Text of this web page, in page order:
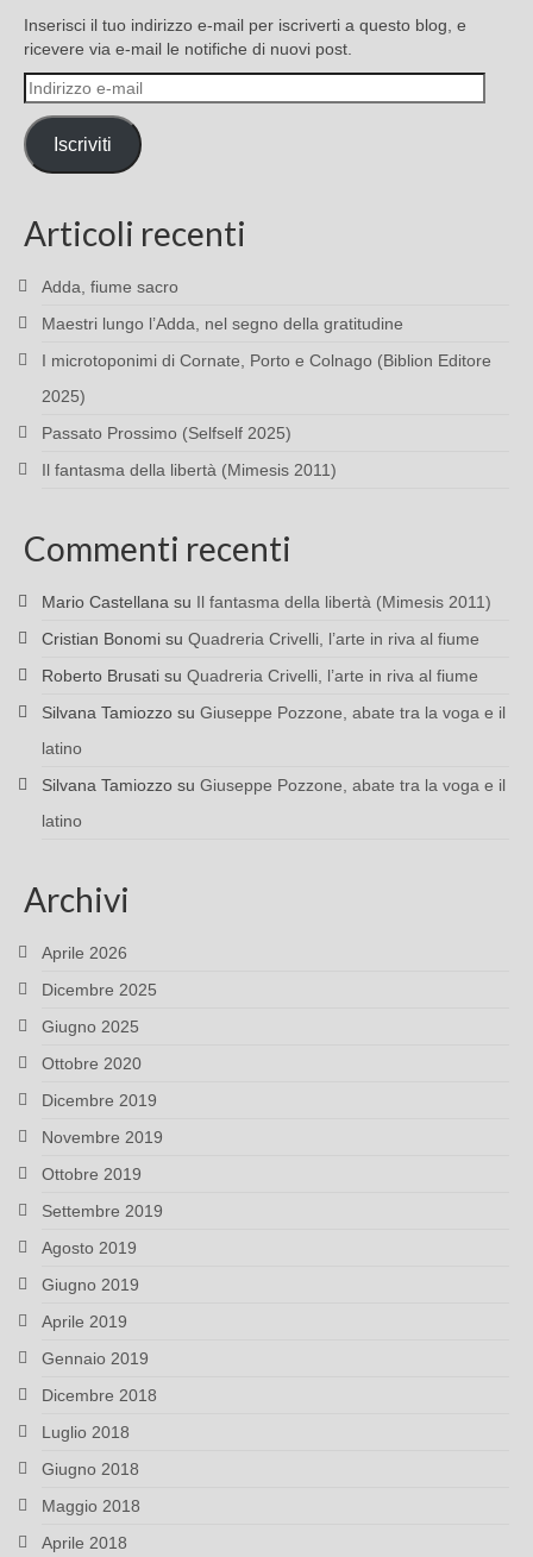
Inserisci il tuo indirizzo e-mail per iscriverti a questo blog, e
ricevere via e-mail le notifiche di nuovi post.
Indirizzo
e-
mail
Iscriviti
Articoli recenti
Adda, fiume sacro
Maestri lungo l’Adda, nel segno della gratitudine
I microtoponimi di Cornate, Porto e Colnago (Biblion Editore
2025)
Passato Prossimo (Selfself 2025)
Il fantasma della libertà (Mimesis 2011)
Commenti recenti
Mario Castellana su Il fantasma della libertà (Mimesis 2011)
Cristian Bonomi su Quadreria Crivelli, l’arte in riva al fiume
Roberto Brusati su Quadreria Crivelli, l’arte in riva al fiume
Silvana Tamiozzo su Giuseppe Pozzone, abate tra la voga e il
latino
Silvana Tamiozzo su Giuseppe Pozzone, abate tra la voga e il
latino
Archivi
Aprile 2026
Dicembre 2025
Giugno 2025
Ottobre 2020
Dicembre 2019
Novembre 2019
Ottobre 2019
Settembre 2019
Agosto 2019
Giugno 2019
Aprile 2019
Gennaio 2019
Dicembre 2018
Luglio 2018
Giugno 2018
Maggio 2018
Aprile 2018